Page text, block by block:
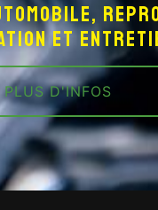
et
PLUS D'INFOS